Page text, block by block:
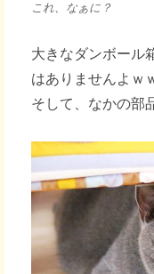
これ、なぁに？
大きなダンボール
はありませんよｗ
そして、なかの部